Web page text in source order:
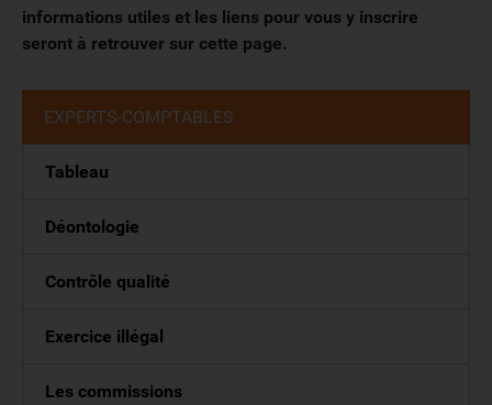
informations utiles et les liens pour vous y inscrire
seront à retrouver sur cette page.
EXPERTS-COMPTABLES
Tableau
Déontologie
Contrôle qualité
Exercice illégal
Les commissions